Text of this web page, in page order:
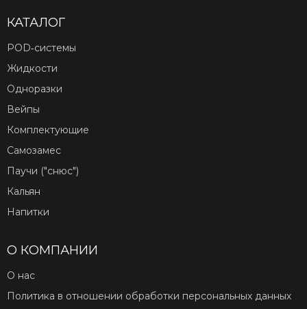
КАТАЛОГ
POD‑системы
Жидкости
Одноразки
Вейпы
Комплектующие
Самозамес
Паучи ("снюс")
Кальян
Напитки
О КОМПАНИИ
О нас
Политика в отношении обработки персональных данных